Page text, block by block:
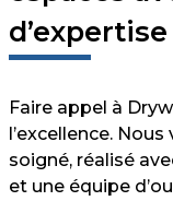
d’expertise
Faire appel à
l’excellence.
soigné, réalisé
et une équipe